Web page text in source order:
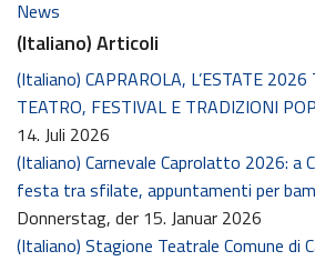
News
(Italiano) Articoli
(Italiano) CAPRAROLA, L’ESTATE 2026
TEATRO, FESTIVAL E TRADIZIONI
14. Juli 2026
(Italiano) Carnevale Caprolatto 2026: a
festa tra sfilate, appuntamenti per
Donnerstag, der 15. Januar 2026
(Italiano) Stagione Teatrale Comune di